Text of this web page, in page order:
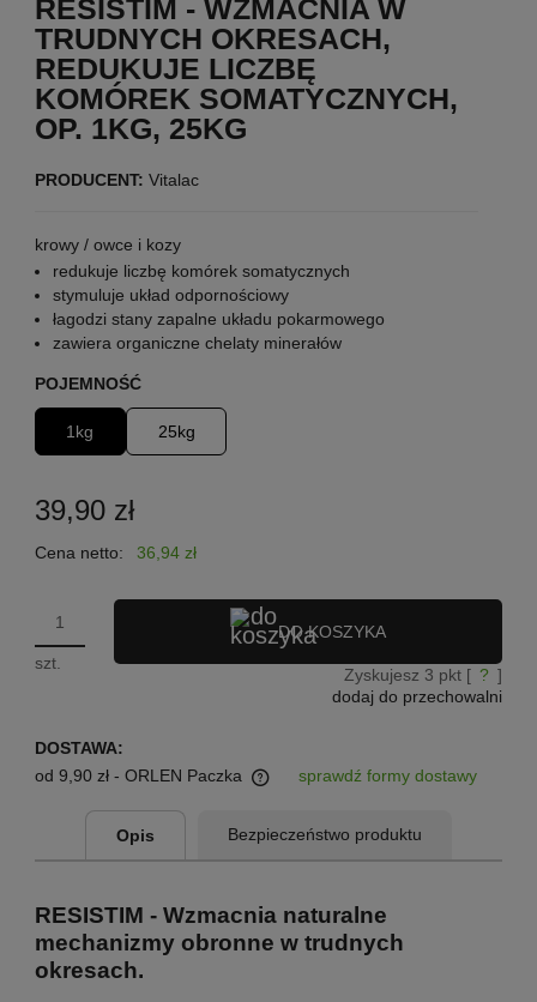
RESISTIM - WZMACNIA W
TRUDNYCH OKRESACH,
REDUKUJE LICZBĘ
KOMÓREK SOMATYCZNYCH,
OP. 1KG, 25KG
PRODUCENT: Vitalac
krowy / owce i kozy
redukuje liczbę komórek somatycznych
stymuluje układ odpornościowy
łagodzi stany zapalne układu pokarmowego
zawiera organiczne chelaty minerałów
POJEMNOŚĆ
1kg 25kg
39,90 zł
Cena netto: 36,94 zł
szt.
DO KOSZYKA
Zyskujesz 3 pkt [ ? ]
dodaj do przechowalni
DOSTAWA:
od 9,90 zł - ORLEN Paczka sprawdź formy dostawy
Opis Bezpieczeństwo produktu
RESISTIM - Wzmacnia naturalne
mechanizmy obronne w trudnych
okresach.